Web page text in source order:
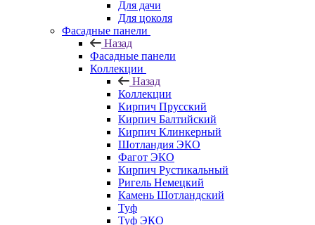
Для дачи
Для цоколя
Фасадные панели
Назад
Фасадные панели
Коллекции
Назад
Коллекции
Кирпич Прусский
Кирпич Балтийский
Кирпич Клинкерный
Шотландия ЭКО
Фагот ЭКО
Кирпич Рустикальный
Ригель Немецкий
Камень Шотландский
Туф
Туф ЭКО